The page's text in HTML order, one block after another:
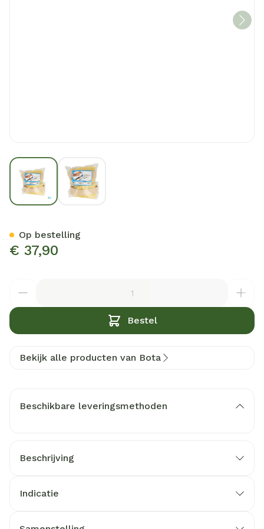
View larger imageView larger image
€ 37,90
Bestel
Op bestelling
Bekijk alle producten van Bota
Beschikbare leveringsmethoden
Beschrijving
Indicatie